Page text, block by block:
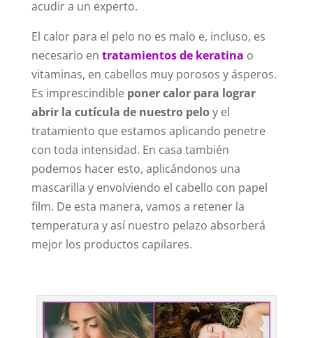
acudir a un experto.
El calor para el pelo no es malo e, incluso, es
necesario en tratamientos de keratina o
vitaminas, en cabellos muy porosos y ásperos.
Es imprescindible poner calor para lograr
abrir la cutícula de nuestro peloy el
tratamiento que estamos aplicando penetre
con toda intensidad. En casa también
podemos hacer esto, aplicándonos una
mascarilla y envolviendo el cabello con papel
film. De esta manera, vamos a retener la
temperatura y así nuestro pelazo absorberá
mejor los productos capilares.